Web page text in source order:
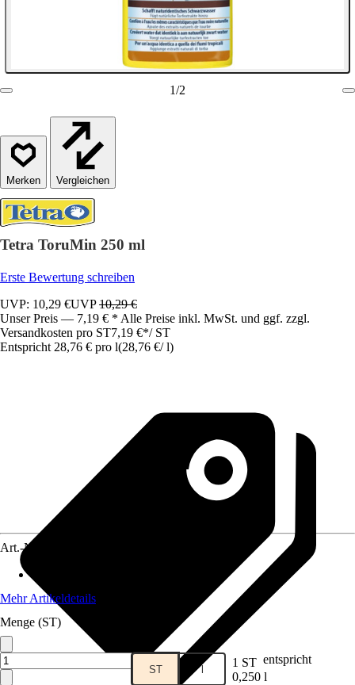
1/2
Vergleichen
Tetra ToruMin 250 ml
Erste Bewertung schreiben
UVP: 10,29 €UVP10,29 €
Unser Preis — 7,19 € * Alle Preise inkl. MwSt. und ggf. zzgl.
Versandkosten pro ST7,19 €*/ ST
Entspricht 28,76 € pro l(28,76 €/ l)
Art.-Nr.
Mehr Artikeldetails
Menge (ST)
ST l 1 ST entspricht
0,250 l